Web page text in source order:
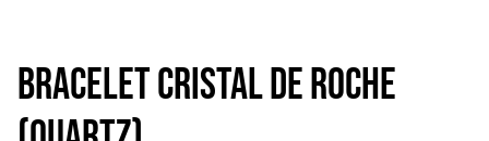
Bracelet cristal de roche